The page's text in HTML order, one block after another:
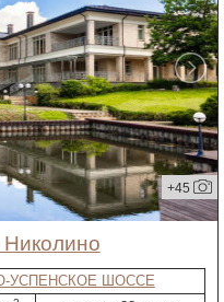
+45
Николино
УСПЕНСКОЕ ШОССЕ